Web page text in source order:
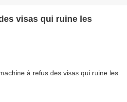
visas qui ruine les